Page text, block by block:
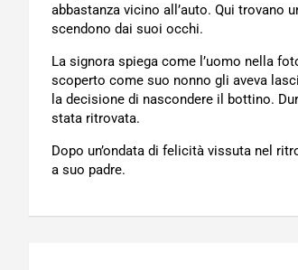
abbastanza vicino all’auto. Qui
scendono dai suoi occhi.
La signora spiega come l’uomo nella
scoperto come suo nonno gli aveva
la decisione di nascondere il bottino.
stata ritrovata.
Dopo un’ondata di felicità vissuta nel
a suo padre.